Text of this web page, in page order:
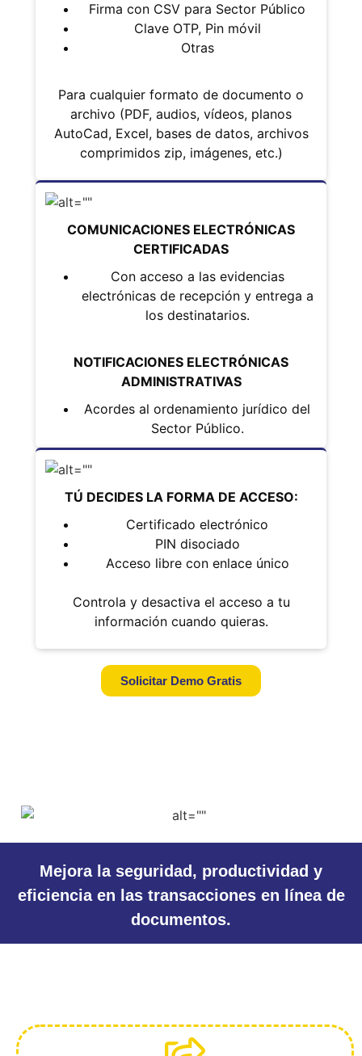
Firma con CSV para Sector Público
Clave OTP, Pin móvil
Otras
Para cualquier formato de documento o
archivo (PDF, audios, vídeos, planos
AutoCad, Excel, bases de datos, archivos
comprimidos zip, imágenes, etc.)
COMUNICACIONES ELECTRÓNICAS
CERTIFICADAS
Con acceso a las evidencias
electrónicas de recepción y entrega a
los destinatarios.
NOTIFICACIONES ELECTRÓNICAS
ADMINISTRATIVAS
Acordes al ordenamiento jurídico del
Sector Público.
TÚ DECIDES LA FORMA DE ACCESO:
Certificado electrónico
PIN disociado
Acceso libre con enlace único
Controla y desactiva el acceso a tu
información cuando quieras.
Solicitar Demo Gratis
Mejora la seguridad, productividad y
eficiencia en las transacciones en línea de
documentos.